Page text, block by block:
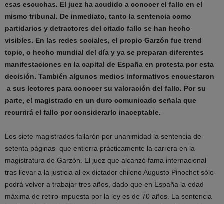
esas escuchas. El juez ha acudido a conocer el fallo en el
mismo tribunal. De inmediato, tanto la sentencia como
partidarios y detractores del citado fallo se han hecho
visibles. En las redes sociales, el propio Garzón fue trend
topic, o hecho mundial del día y ya se preparan diferentes
manifestaciones en la capital de España en protesta por esta
decisión. También algunos medios informativos encuestaron
a sus lectores para conocer su valoración del fallo. Por su
parte, el magistrado en un duro comunicado señala que
recurrirá el fallo por considerarlo inaceptable.
Los siete magistrados fallarón por unanimidad la sentencia de
setenta páginas que entierra prácticamente la carrera en la
magistratura de Garzón. El juez que alcanzó fama internacional
tras llevar a la justicia al ex dictador chileno Augusto Pinochet sólo
podrá volver a trabajar tres años, dado que en España la edad
máxima de retiro impuesta por la ley es de 70 años. La sentencia